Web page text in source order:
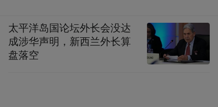
太平洋岛国论坛外长会没达
成涉华声明，新西兰外长算
盘落空